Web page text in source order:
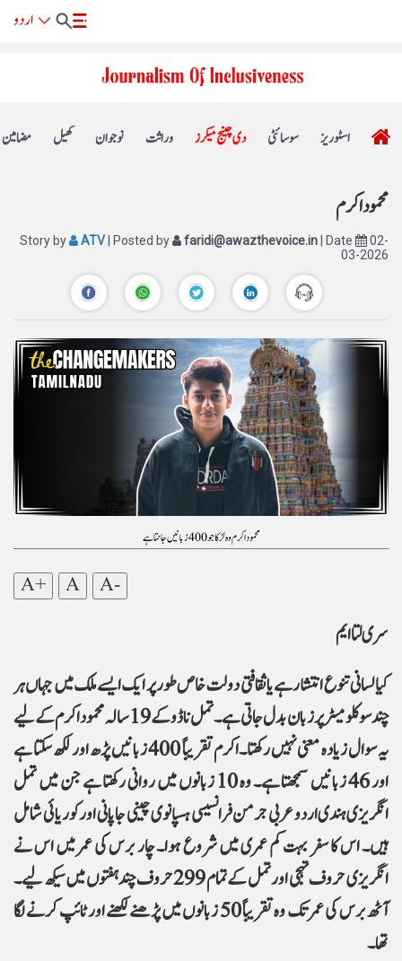
مضامین کھیل نوجوان وراثت دی چینج میکرز سوسائٹی اسٹوریز
محمود اکرم
Story by ATV | Posted by faridi@awazthevoice.in | Date
02-
03-2026
محمود اکرم وہ لڑکا جو 400 زبانیں جانتا ہے
A+ A A-
سری لتا ایم
کیا لسانی تنوع انتشار ہے یا ثقافتی دولت خاص طور پر ایک ایسے ملک میں جہاں ہر
چند سو کلومیٹر پر زبان بدل جاتی ہے۔ تمل ناڈو کے 19 سالہ محمود اکرم کے لیے
یہ سوال زیادہ معنی نہیں رکھتا۔اکرم تقریباً 400 زبانیں پڑھ اور لکھ سکتا ہے
اور 46 زبانیں سمجھتا ہے۔ وہ 10 زبانوں میں روانی رکھتا ہے جن میں تمل
انگریزی ہندی اردو عربی جرمن فرانسیسی ہسپانوی چینی جاپانی اور کوریائی شامل
ہیں۔ اس کا سفر بہت کم عمری میں شروع ہوا۔ چار برس کی عمر میں اس نے
انگریزی حروف تہجی اور تمل کے تمام 299 حروف چند ہفتوں میں سیکھ لیے۔
آٹھ برس کی عمر تک وہ تقریباً 50 زبانوں میں پڑھنے لکھنے اور ٹائپ کرنے لگا
تھا۔